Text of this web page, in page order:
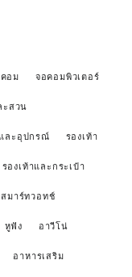
อม จอคอมพิวเตอร์
สวน
ละอุปกรณ์ รองเท้า
รองเท้าและกระเป๋า
สมาร์ทวอทช์
หูฟัง อาวีโน่
อาหารเสริม